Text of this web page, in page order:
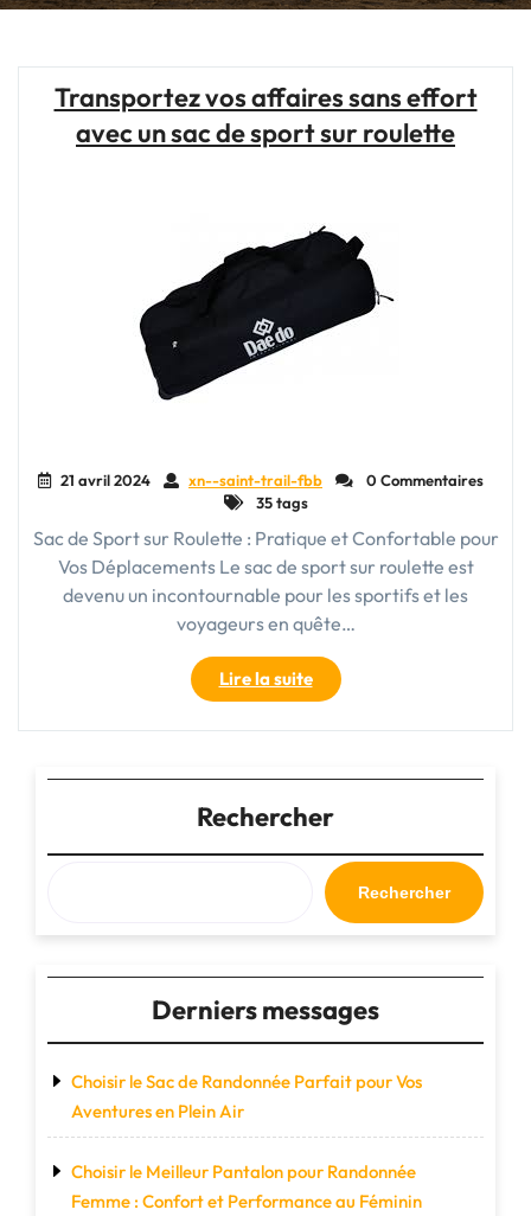
Transportez vos affaires sans effort
avec un sac de sport sur roulette
21 avril 2024 xn--saint-trail-fbb
0 Commentaires
35 tags
Sac de Sport sur Roulette : Pratique et Confortable pour
Vos Déplacements Le sac de sport sur roulette est
devenu un incontournable pour les sportifs et les
voyageurs en quête…
Lire la suite"Transportez
vos
affaires
effort
avec
un
sac
de
sport
Rechercher
Rechercher
Derniers messages
Choisir le Sac de Randonnée Parfait pour Vos
Aventures en Plein Air
Choisir le Meilleur Pantalon pour Randonnée
Femme : Confort et Performance au Féminin